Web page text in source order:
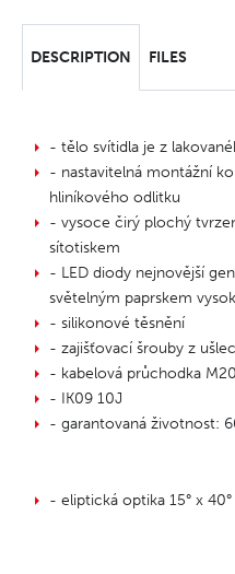
DESCRIPTION FILES
- tělo svítidla je z
- nastavitelná montážní
hliníkového odlitku
- vysoce čirý plochý
sítotiskem
- LED diody nejnovější
světelným paprskem
- silikonové těsnění
- zajišťovací šrouby z
- kabelová průchodka
- IK09 10J
- garantovaná životnost:
- eliptická optika 15° x 40°